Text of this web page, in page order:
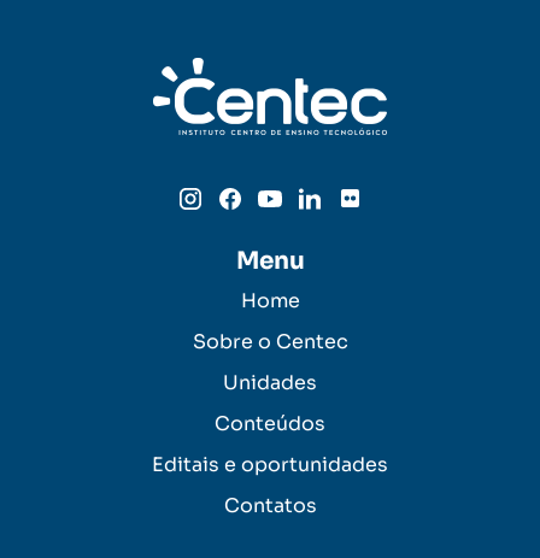
Menu
Home
Sobre o Centec
Unidades
Conteúdos
Editais e oportunidades
Contatos